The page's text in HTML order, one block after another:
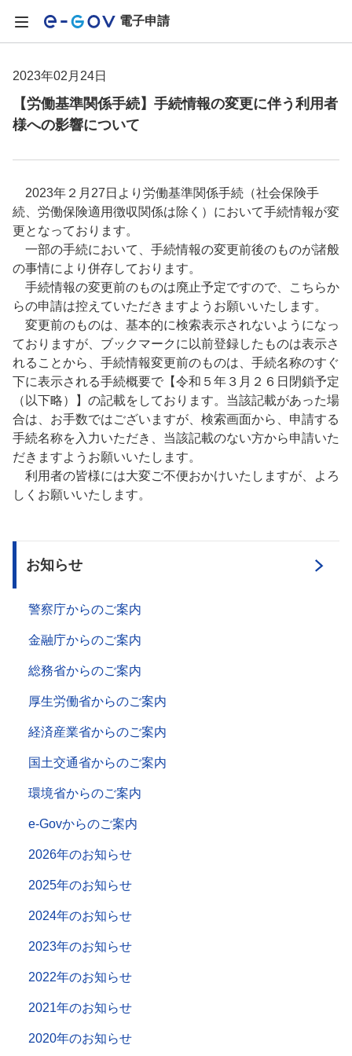
電子申請
2023年02月24日
【労働基準関係手続】手続情報の変更に伴う利用者
様への影響について
2023年２月27日より労働基準関係手続（社会保険手
続、労働保険適用徴収関係は除く）において手続情報が変
更となっております。
一部の手続において、手続情報の変更前後のものが諸般
の事情により併存しております。
手続情報の変更前のものは廃止予定ですので、こちらか
らの申請は控えていただきますようお願いいたします。
変更前のものは、基本的に検索表示されないようになっ
ておりますが、ブックマークに以前登録したものは表示さ
れることから、手続情報変更前のものは、手続名称のすぐ
下に表示される手続概要で【令和５年３月２６日閉鎖予定
（以下略）】の記載をしております。当該記載があった場
合は、お手数ではございますが、検索画面から、申請する
手続名称を入力いただき、当該記載のない方から申請いた
だきますようお願いいたします。
利用者の皆様には大変ご不便おかけいたしますが、よろ
しくお願いいたします。
お知らせ
警察庁からのご案内
金融庁からのご案内
総務省からのご案内
厚生労働省からのご案内
経済産業省からのご案内
国土交通省からのご案内
環境省からのご案内
e-Govからのご案内
2026年のお知らせ
2025年のお知らせ
2024年のお知らせ
2023年のお知らせ
2022年のお知らせ
2021年のお知らせ
2020年のお知らせ